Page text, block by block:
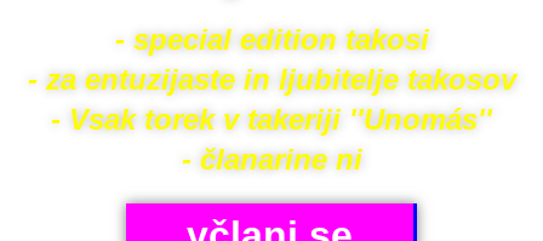
- special edition takosi
- za entuzijaste in ljubitelje takosov
- Vsak torek v takeriji ''Unomás''
- članarine ni